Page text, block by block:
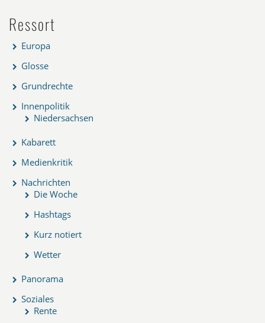
Ressort
Europa
Glosse
Grundrechte
Innenpolitik
Niedersachsen
Kabarett
Medienkritik
Nachrichten
Die Woche
Hashtags
Kurz notiert
Wetter
Panorama
Soziales
Rente